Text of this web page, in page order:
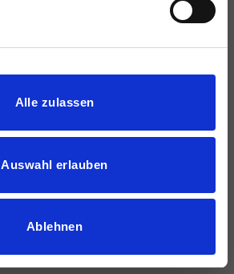
Details zeigen
Alle zulassen
Auswahl erlauben
Ablehnen